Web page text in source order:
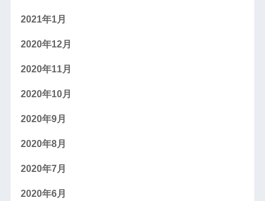
2021年1月
2020年12月
2020年11月
2020年10月
2020年9月
2020年8月
2020年7月
2020年6月